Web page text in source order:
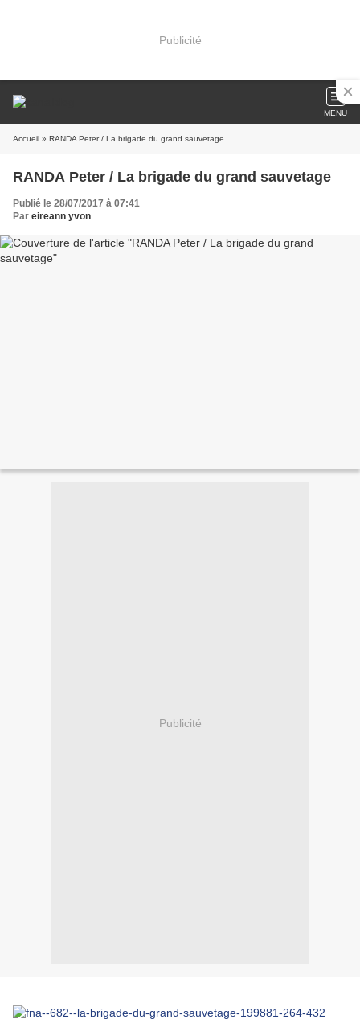
Publicité
MENU
Accueil » RANDA Peter / La brigade du grand sauvetage
RANDA Peter / La brigade du grand sauvetage
Publié le 28/07/2017 à 07:41
Par eireann yvon
Publicité